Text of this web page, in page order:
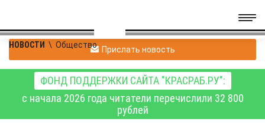
НОВОСТИ \ Общество Прислать новость
ФОНД ПОДДЕРЖКИ САЙТА "КРАСРАБ.РУ":
с начала 2026 года читатели перечислили 32 800
рублей